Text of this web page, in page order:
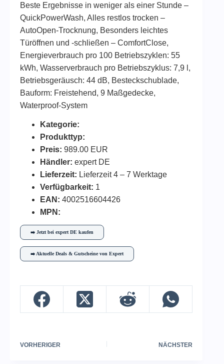
Beste Ergebnisse in weniger als einer Stunde –
QuickPowerWash, Alles restlos trocken –
AutoOpen-Trocknung, Besonders leichtes
Türöffnen und -schließen – ComfortClose,
Energieverbrauch pro 100 Betriebszyklen: 55
kWh, Wasserverbrauch pro Betriebszyklus: 7,9 l,
Betriebsgeräusch: 44 dB, Besteckschublade,
Bauform: Freistehend, 9 Maßgedecke,
Waterproof-System
Kategorie:
Produkttyp:
Preis: 989.00 EUR
Händler: expert DE
Lieferzeit: Lieferzeit 4 – 7 Werktage
Verfügbarkeit: 1
EAN: 4002516604426
MPN:
➡️ Jetzt bei expert DE kaufen
➡️ Aktuelle Deals & Gutscheine von Expert
VORHERIGER NÄCHSTER